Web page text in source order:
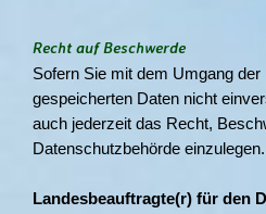
Recht auf Beschwerde
Sofern Sie mit dem Umgang der
gespeicherten Daten nicht
auch jederzeit das Recht,
Datenschutzbehörde einzulegen.
Landesbeauftragte(r) für den